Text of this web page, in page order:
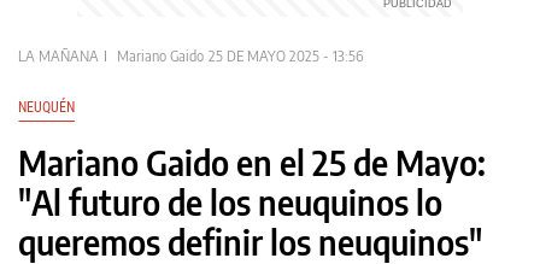
LA MAÑANA Mariano Gaido 25 DE MAYO 2025 - 13:56
NEUQUÉN
Mariano Gaido en el 25 de Mayo:
"Al futuro de los neuquinos lo
queremos definir los neuquinos"